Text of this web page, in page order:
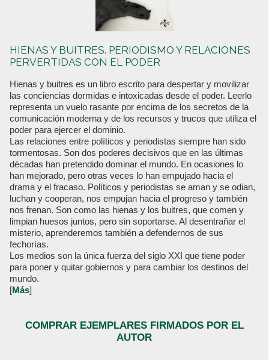
HIENAS Y BUITRES. PERIODISMO Y RELACIONES
PERVERTIDAS CON EL PODER
Hienas y buitres es un libro escrito para despertar y movilizar
las conciencias dormidas e intoxicadas desde el poder. Leerlo
representa un vuelo rasante por encima de los secretos de la
comunicación moderna y de los recursos y trucos que utiliza el
poder para ejercer el dominio.
Las relaciones entre políticos y periodistas siempre han sido
tormentosas. Son dos poderes decisivos que en las últimas
décadas han pretendido dominar el mundo. En ocasiones lo
han mejorado, pero otras veces lo han empujado hacia el
drama y el fracaso. Políticos y periodistas se aman y se odian,
luchan y cooperan, nos empujan hacia el progreso y también
nos frenan. Son como las hienas y los buitres, que comen y
limpian huesos juntos, pero sin soportarse. Al desentrañar el
misterio, aprenderemos también a defendernos de sus
fechorías.
Los medios son la única fuerza del siglo XXI que tiene poder
para poner y quitar gobiernos y para cambiar los destinos del
mundo.
[Más]
COMPRAR EJEMPLARES FIRMADOS POR EL
AUTOR